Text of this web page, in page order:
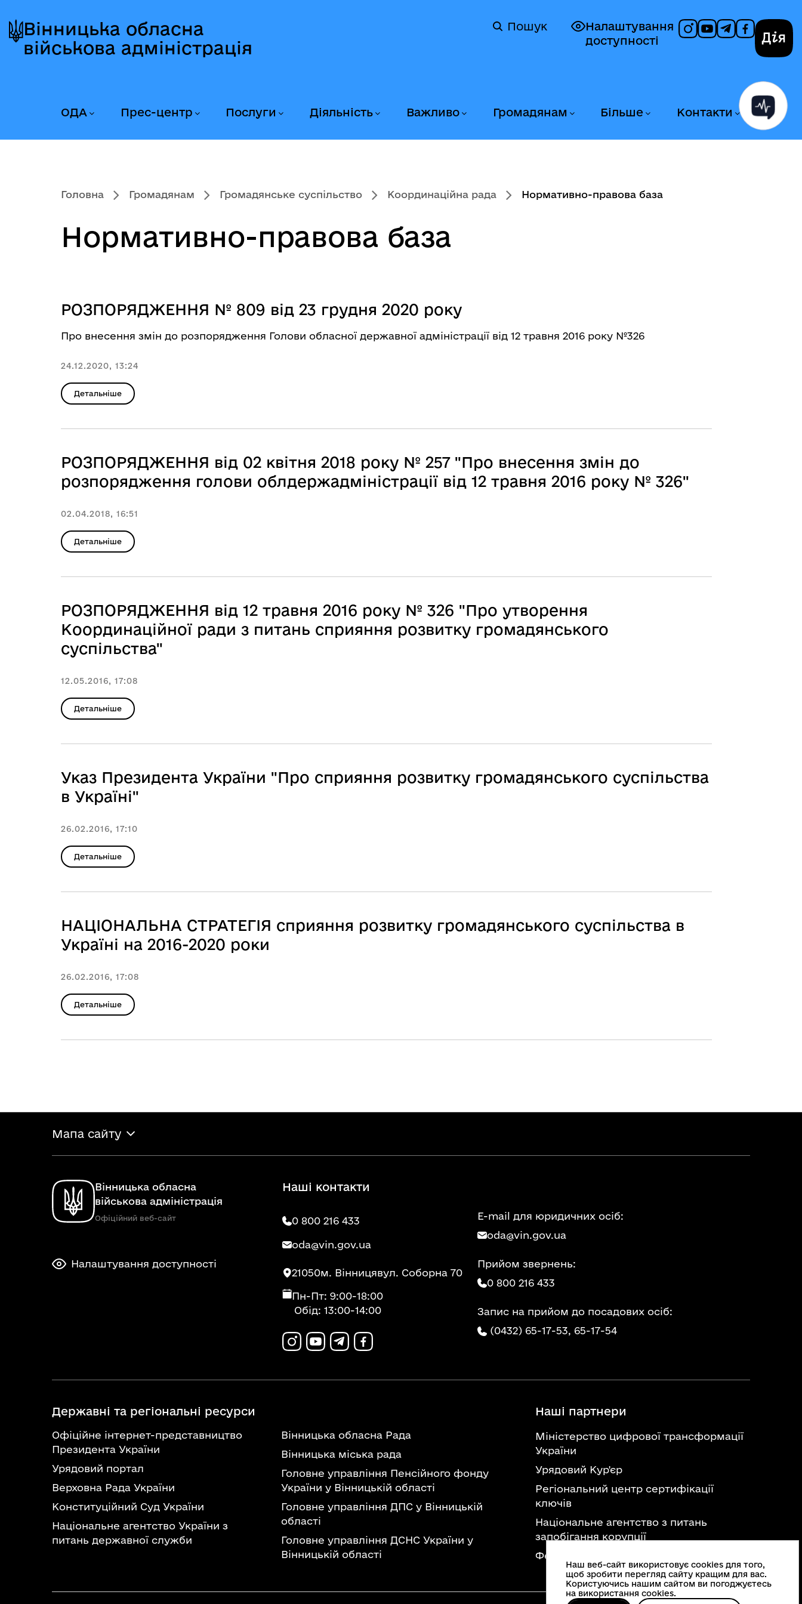
до
головного
до
головного
вмісту
до
головного
колонтитула
Вінницька обласна
військова адміністрація
Налаштування
доступності
Пошук
ОДА Прес-центр Послуги Діяльність Важливо Громадянам Більше Контакти
Головна Громадянам Громадянське суспільство Координаційна рада Нормативно-правова база
Нормативно-правова база
РОЗПОРЯДЖЕННЯ № 809 від 23 грудня 2020 року
Про внесення змін до розпорядження Голови обласної державної адміністрації від 12 травня 2016 року №326
24.12.2020, 13:24
Детальніше
РОЗПОРЯДЖЕННЯ від 02 квітня 2018 року № 257 "Про внесення змін до
розпорядження голови облдержадміністрації від 12 травня 2016 року № 326"
02.04.2018, 16:51
Детальніше
РОЗПОРЯДЖЕННЯ від 12 травня 2016 року № 326 "Про утворення
Координаційної ради з питань сприяння розвитку громадянського
суспільства"
12.05.2016, 17:08
Детальніше
Указ Президента України "Про сприяння розвитку громадянського суспільства
в Україні"
26.02.2016, 17:10
Детальніше
НАЦІОНАЛЬНА СТРАТЕГІЯ сприяння розвитку громадянського суспільства в
Україні на 2016-2020 роки
26.02.2016, 17:08
Детальніше
Мапа сайту
Вінницька обласна
військова адміністрація
Офіційний веб-сайт
Налаштування доступності
Наші контакти
0 800 216 433
oda@vin.gov.ua
21050м. Вінницявул. Соборна 70
Пн-Пт: 9:00-18:00
Обід: 13:00-14:00
E-mail для юридичних осіб:
oda@vin.gov.ua
Прийом звернень:
0 800 216 433
Запис на прийом до посадових осіб:
(0432) 65-17-53, 65-17-54
Державні та регіональні ресурси
Офіційне інтернет-представництво
Президента України
Урядовий портал
Верховна Рада України
Конституційний Суд України
Національне агентство України з
питань державної служби
Вінницька обласна Рада
Вінницька міська рада
Головне управління Пенсійного фонду
України у Вінницькій області
Головне управління ДПС у Вінницькій
області
Головне управління ДСНС України у
Вінницькій області
Наші партнери
Міністерство цифрової трансформації
України
Урядовий Кур'єр
Регіональний центр сертифікації
ключів
Національне агентство з питань
запобігання корупції
Федерація професійних спілок України
Наш веб-сайт використовує cookies для того,
щоб зробити перегляд сайту кращим для вас.
Користуючись нашим сайтом ви погоджуєтесь
на використання cookies.